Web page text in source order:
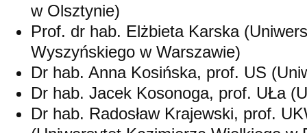
w Olsztynie)
Prof. dr hab. Elżbieta Karska
Wyszyńskiego w Warszawie)
Dr hab. Anna Kosińska, prof. US
Dr hab. Jacek Kosonoga, prof. UŁa
Dr hab. Radosław Krajewski, prof.